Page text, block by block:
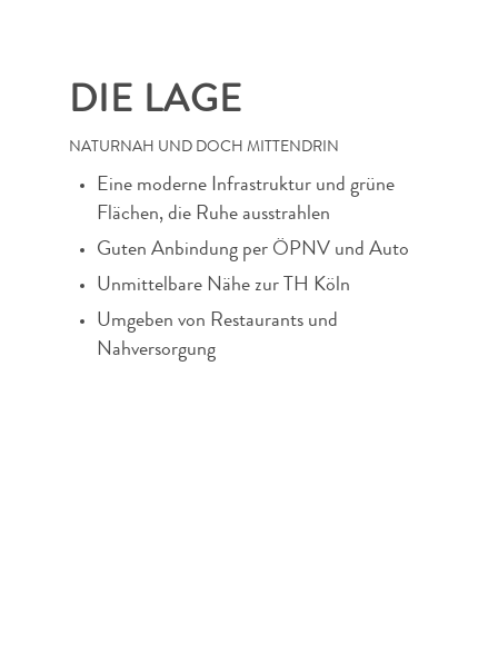
DIE LAGE
NATURNAH UND DOCH MITTENDRIN
Eine moderne Infrastruktur und grüne
Flächen, die Ruhe ausstrahlen
Guten Anbindung per ÖPNV und Auto
Unmittelbare Nähe zur TH Köln
Umgeben von Restaurants und
Nahversorgung